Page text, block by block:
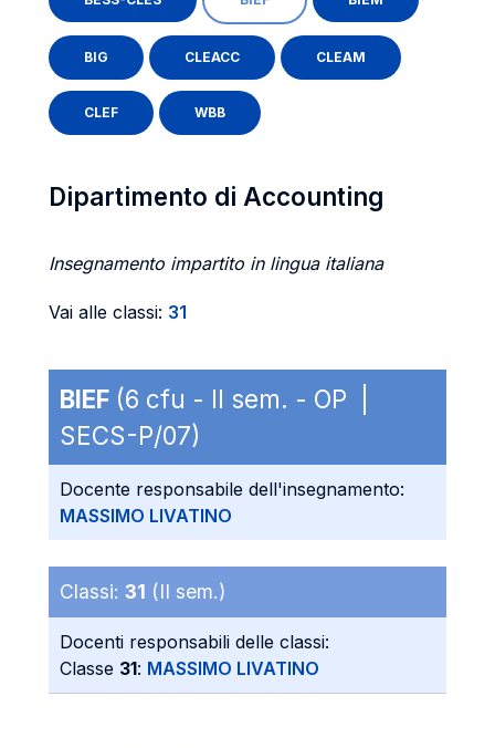
BIG CLEACC CLEAM
CLEF WBB
Dipartimento di Accounting
Insegnamento impartito in lingua italiana
Vai alle classi: 31
BIEF (6 cfu - II sem. - OP |
SECS-P/07)
Docente responsabile dell'insegnamento:
MASSIMO LIVATINO
Classi: 31 (II sem.)
Docenti responsabili delle classi:
Classe 31: MASSIMO LIVATINO